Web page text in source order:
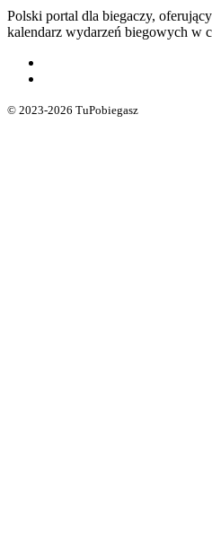
Polski portal dla biegaczy,
kalendarz wydarzeń biegowych w
© 2023-2026 TuPobiegasz